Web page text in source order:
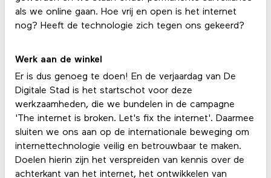
als we online gaan. Hoe vrij en open is het internet
nog? Heeft de technologie zich tegen ons gekeerd?
Werk aan de winkel
Er is dus genoeg te doen! En de verjaardag van De
Digitale Stad is het startschot voor deze
werkzaamheden, die we bundelen in de campagne
'The internet is broken. Let's fix the internet'. Daarmee
sluiten we ons aan op de internationale beweging om
internettechnologie veilig en betrouwbaar te maken.
Doelen hierin zijn het verspreiden van kennis over de
achterkant van het internet, het ontwikkelen van